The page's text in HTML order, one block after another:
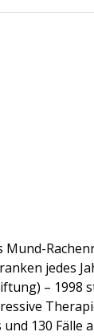
jedes
– 1998
130